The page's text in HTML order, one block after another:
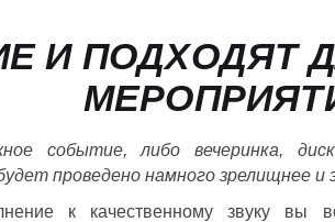
И ПОДХОДЯТ
событие, либо вечеринка,
проведено намного зрелищнее
к качественному звуку вы